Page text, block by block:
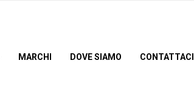
MARCHI DOVE SIAMO CONTATTACI